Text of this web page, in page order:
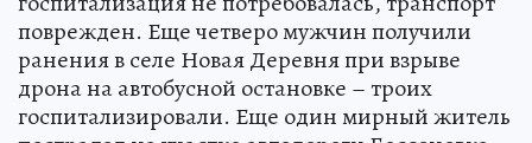
поврежден. Еще четверо мужчин получили
ранения в селе Новая Деревня при взрыве
дрона на автобусной остановке – троих
госпитализировали. Еще один мирный житель